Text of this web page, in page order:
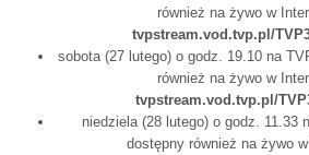
również na żywo w
tvpstream.vod.tvp.pl/
sobota (27 lutego) o godz. 19.10 na
również na żywo w
tvpstream.vod.tvp.pl/
niedziela (28 lutego) o godz. 11.33
dostępny również na żywo